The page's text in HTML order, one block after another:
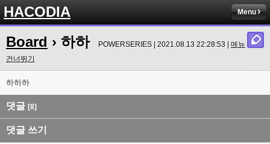
HACODIA Menu
Board › 하하 POWERSERIES | 2021.08.13 22:28:53 | 메뉴
건너뛰기
하하하
댓글 [8]
댓글 쓰기